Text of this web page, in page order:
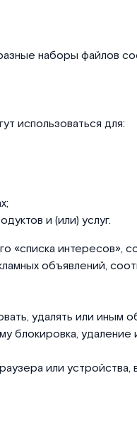
наборы файлов
использоваться для:
и (или) услуг.
интересов»,
объявлений,
удалять или
или